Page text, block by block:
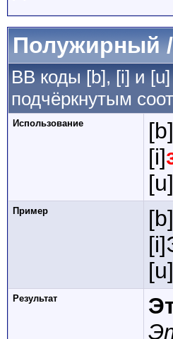
Полужирный
BB коды [b], [i] и
подчёркнутым
Использование [b]
[i]
[u]
Пример
Результат